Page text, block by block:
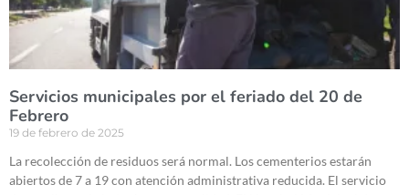
Servicios municipales por el feriado del 20 de
Febrero
19 de febrero de 2025
La recolección de residuos será normal. Los cementerios estarán
abiertos de 7 a 19 con atención administrativa reducida. El servicio